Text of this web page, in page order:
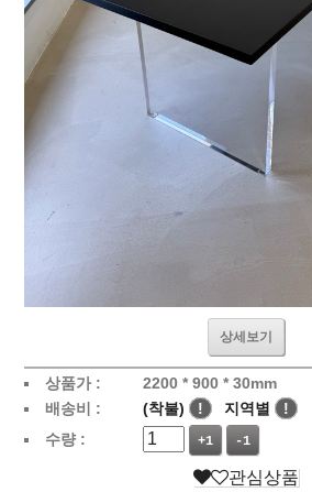
상세보기
상품가 :
2200 * 900 * 30mm
배송비 :
(착불) ! 지역별
!
수량 :
+1 -1
관심상품